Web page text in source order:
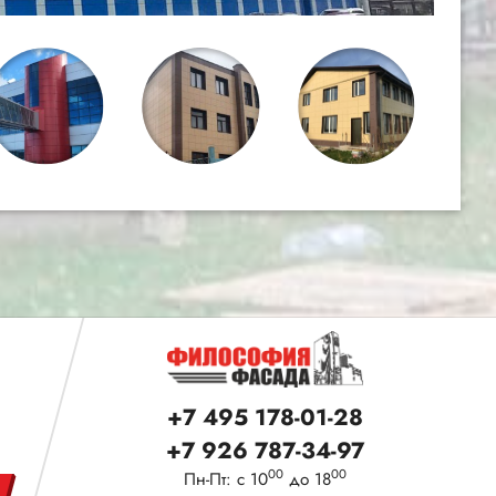
+7 495 178-01-28
+7 926 787-34-97
Пн-Пт: с 1000 до 1800